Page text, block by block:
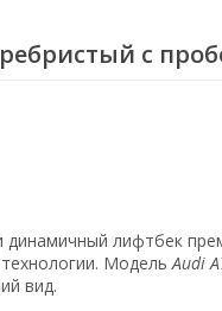
с
лифтбек
МодельAudi
вид.